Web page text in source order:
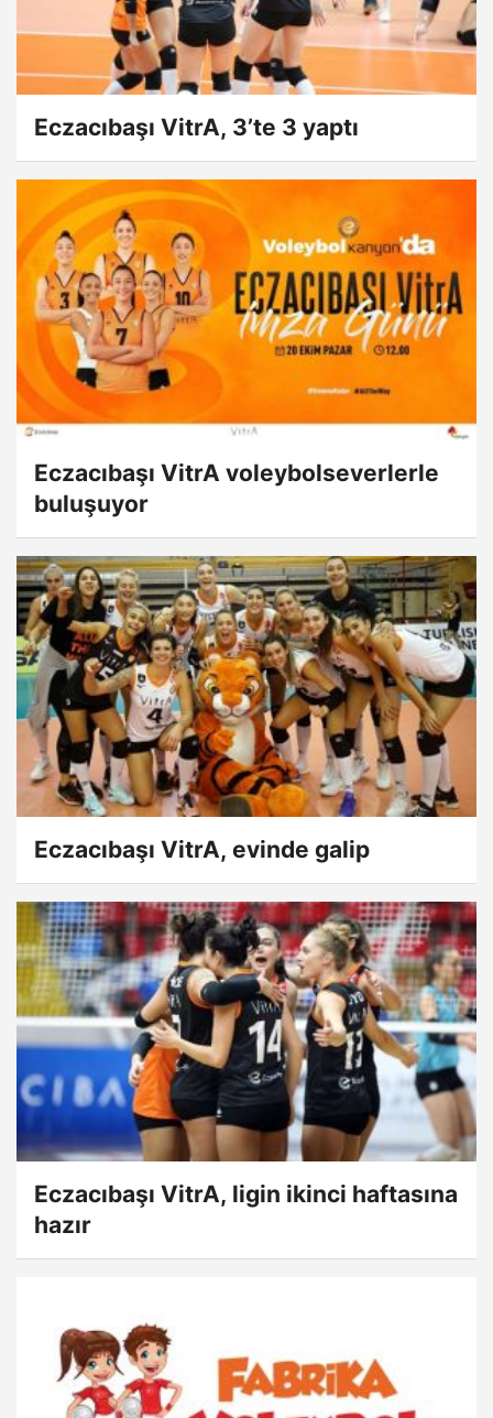
Eczacıbaşı VitrA, 3’te 3 yaptı
Eczacıbaşı VitrA voleybolseverlerle
buluşuyor
Eczacıbaşı VitrA, evinde galip
Eczacıbaşı VitrA, ligin ikinci haftasına
hazır